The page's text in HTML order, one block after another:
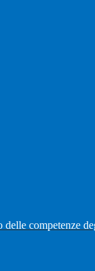
competenze